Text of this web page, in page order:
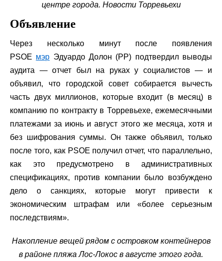
центре города. Новости Торревьехи
Объявление
Через несколько минут после появления
PSOE мэр Эдуардо Долон (PP) подтвердил выводы
аудита — отчет был на руках у социалистов — и
объявил, что городской совет собирается вычесть
часть двух миллионов, которые входит (в месяц) в
компанию по контракту в Торревьехе, ежемесячными
платежами за июнь и август этого же месяца, хотя и
без шифрования суммы. Он также объявил, только
после того, как PSOE получил отчет, что параллельно,
как это предусмотрено в административных
спецификациях, против компании было возбуждено
дело о санкциях, которые могут привести к
экономическим штрафам или «более серьезным
последствиям».
Накопление вещей рядом с островком контейнеров
в районе пляжа Лос-Локос в августе этого года.